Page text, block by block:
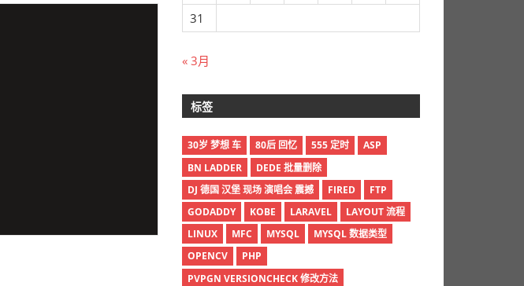
31
« 3月
标签
30岁 梦想 车 80后 回忆 555 定时
ASP
BN LADDER
DEDE 批量删除
DJ 德国 汉堡 现场 演唱会 震撼
FIRED
FTP
GODADDY
KOBE LARAVEL
LAYOUT 流程
LINUX
MFC MYSQL
MYSQL 数据类型
OPENCV
PHP
PVPGN VERSIONCHECK 修改方法